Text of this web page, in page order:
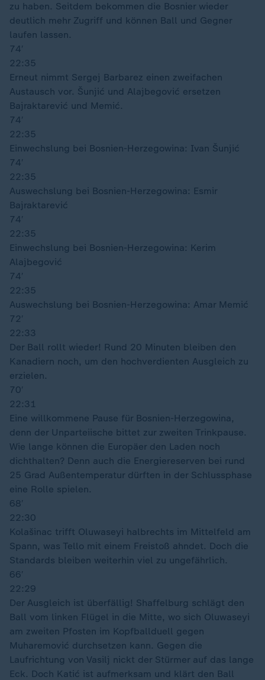
zu haben. Seitdem bekommen die Bosnier wieder
deutlich mehr Zugriff und können Ball und Gegner
laufen lassen.
74′
22:35
Erneut nimmt Sergej Barbarez einen zweifachen
Austausch vor. Šunjić und Alajbegović ersetzen
Bajraktarević und Memić.
74′
22:35
Einwechslung bei Bosnien-Herzegowina: Ivan Šunjić
74′
22:35
Auswechslung bei Bosnien-Herzegowina: Esmir
Bajraktarević
74′
22:35
Einwechslung bei Bosnien-Herzegowina: Kerim
Alajbegović
74′
22:35
Auswechslung bei Bosnien-Herzegowina: Amar Memić
72′
22:33
Der Ball rollt wieder! Rund 20 Minuten bleiben den
Kanadiern noch, um den hochverdienten Ausgleich zu
erzielen.
70′
22:31
Eine willkommene Pause für Bosnien-Herzegowina,
denn der Unparteiische bittet zur zweiten Trinkpause.
Wie lange können die Europäer den Laden noch
dichthalten? Denn auch die Energiereserven bei rund
25 Grad Außentemperatur dürften in der Schlussphase
eine Rolle spielen.
68′
22:30
Kolašinac trifft Oluwaseyi halbrechts im Mittelfeld am
Spann, was Tello mit einem Freistoß ahndet. Doch die
Standards bleiben weiterhin viel zu ungefährlich.
66′
22:29
Der Ausgleich ist überfällig! Shaffelburg schlägt den
Ball vom linken Flügel in die Mitte, wo sich Oluwaseyi
am zweiten Pfosten im Kopfballduell gegen
Muharemović durchsetzen kann. Gegen die
Laufrichtung von Vasilj nickt der Stürmer auf das lange
Eck. Doch Katić ist aufmerksam und klärt den Ball